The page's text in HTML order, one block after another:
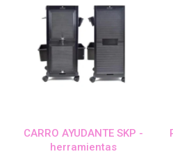
CARRO AYUDANTE SKP -
herramientas
Blond Me - Lociones
Essensity - Lociones
Blond Me